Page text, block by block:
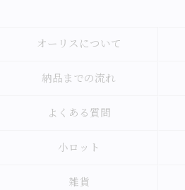
オーリスについて
納品までの流れ
よくある質問
小ロット
雑貨